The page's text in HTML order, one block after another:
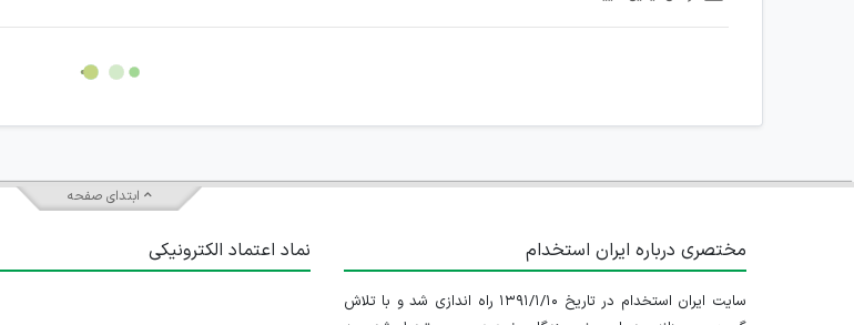
ابتدای صفحه
مختصری درباره ایران استخدام
سایت ایران استخدام در تاریخ ۱۳۹۱/۱/۱۰ راه اندازی شد و با تلاش
نماد اعتماد الکترونیکی